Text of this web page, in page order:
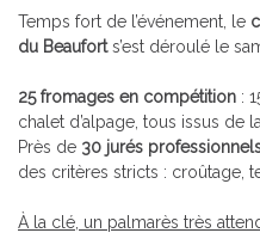
Temps fort de l’événement, le
du Beauforts’est déroulé le
25 fromages en compétition :
chalet d’alpage, tous issus de
Près de 30 jurés
des critères stricts : croûtage,
À la clé, un palmarès très